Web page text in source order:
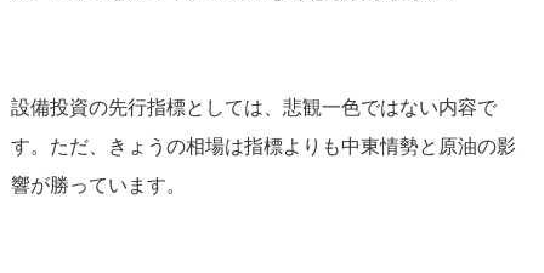
設備投資の先行指標としては、悲観一色ではない内容で
す。ただ、きょうの相場は指標よりも中東情勢と原油の影
響が勝っています。